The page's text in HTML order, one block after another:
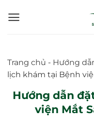
Trang chủ - Hướng
lịch khám tại Bệnh
Hướng dẫn
viện Mắt